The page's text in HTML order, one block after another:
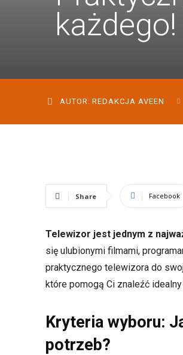
każdego!
AUTOR: REDAKCJA AVEEN
Share Facebook
Telewizor jest jednym z
się ulubionymi filmami,
praktycznego telewizora do
które pomogą Ci znaleźć
Kryteria wyboru:
potrzeb?